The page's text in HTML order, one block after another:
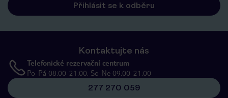
Přihlásit se k odběru
Kontaktujte nás
Telefonické rezervační centrum
Po-Pá 08:00-21:00, So-Ne 09:00-21:00
277 270 059